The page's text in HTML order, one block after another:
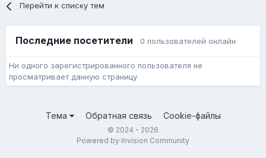
Перейти к списку тем
Последние посетители 0 пользователей онлайн
Ни одного зарегистрированного пользователя не
просматривает данную страницу
Тема Обратная связь Cookie-файлы
© 2024 - 2026
Powered by Invision Community